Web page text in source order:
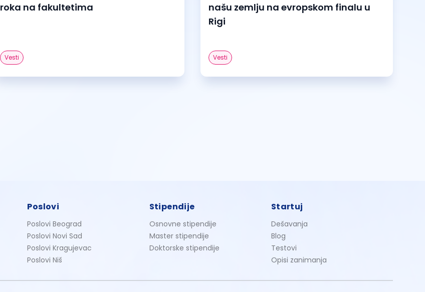
roka na fakultetima
Vesti
našu zemlju na evropskom finalu u
Rigi
Vesti
Poslovi
Poslovi Beograd
Poslovi Novi Sad
Poslovi Kragujevac
Poslovi Niš
Stipendije
Osnovne stipendije
Master stipendije
Doktorske stipendije
Startuj
Dešavanja
Blog
Testovi
Opisi zanimanja